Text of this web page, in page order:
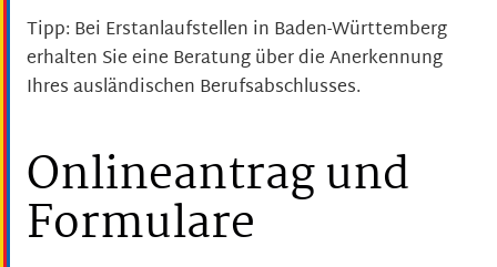
Tipp: Bei Erstanlaufstellen in Baden-Württemberg
erhalten Sie eine Beratung über die Anerkennung
Ihres ausländischen Berufsabschlusses.
Onlineantrag und
Formulare